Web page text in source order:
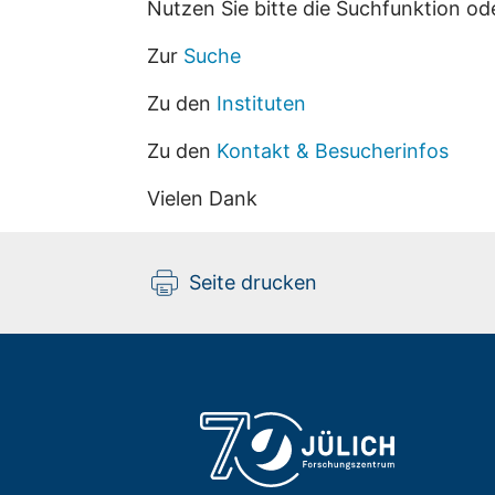
Nutzen Sie bitte die Suchfunktion
Zur Suche
Zu den Instituten
Zu den Kontakt & Besucherinfos
Vielen Dank
Seite drucken